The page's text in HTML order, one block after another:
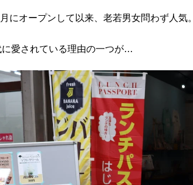
にオープンして以来、老若男女問わず人気。
愛されている理由の一つが…